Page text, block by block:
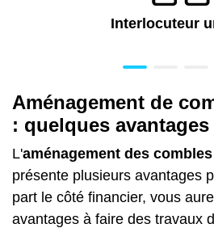
Interlocuteur
Aménagement de
: quelques
L'aménagement des combles
présente plusieurs avantages
part le côté financier, vous
avantages à faire des travaux